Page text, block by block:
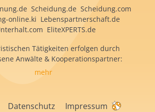
Scheidung.de Scheidung.com
online.ki Lebenspartnerschaft.de
EliteXPERTS.de
Tätigkeiten erfolgen durch
Anwälte & Kooperationspartner:
mehr
Datenschutz Impressum